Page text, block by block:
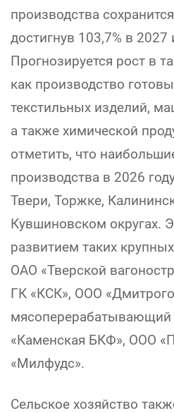
производства
достигнув 103,7% в 2027
Прогнозируется рост в
как производство
текстильных изделий,
а также химической
отметить, что
производства в 2026
Твери, Торжке,
Кувшиновском округах.
развитием таких
ОАО «Тверской
ГК «КСК», ООО
мясоперерабатывающий
«Каменская БКФ», ООО
«Милфудс».
Сельское хозяйство